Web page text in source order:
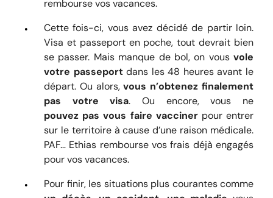
rembourse vos vacances.
Cette fois-ci, vous avez décidé de partir loin.
Visa et passeport en poche, tout devrait bien
se passer. Mais manque de bol, on vous vole
votre passeportdans les 48 heures avant le
départ. Ou alors,vous n’obtenez finalement
pas votre visa. Ou encore, vous ne
pouvez pas vous faire vaccinerpour entrer
sur le territoire à cause d’une raison médicale.
PAF… Ethias rembourse vos frais déjà engagés
pour vos vacances.
Pour finir, les situations plus courantes comme